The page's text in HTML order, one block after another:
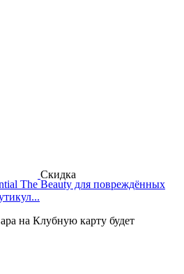
Скидка
The Beauty для повреждённых
на Клубную карту будет